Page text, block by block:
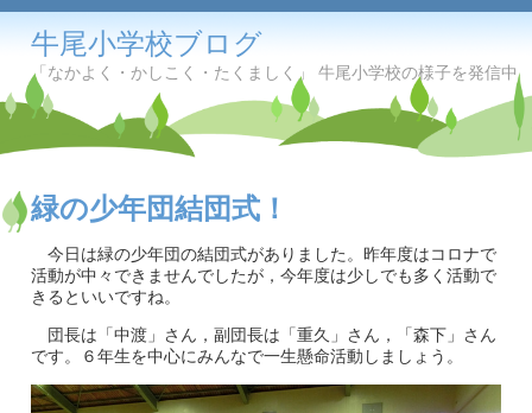
牛尾小学校ブログ
「なかよく・かしこく・たくましく」 牛尾小学校の様子を発信中
緑の少年団結団式！
今日は緑の少年団の結団式がありました。昨年度はコロナで
活動が中々できませんでしたが，今年度は少しでも多く活動で
きるといいですね。
団長は「中渡」さん，副団長は「重久」さん，「森下」さん
です。６年生を中心にみんなで一生懸命活動しましょう。